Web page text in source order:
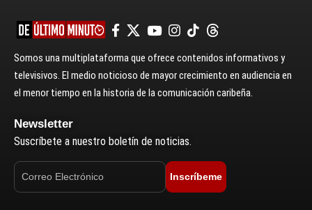
Somos una multiplataforma que ofrece contenidos informativos y
televisivos. El medio noticioso de mayor crecimiento en audiencia en
el menor tiempo en la historia de la comunicación caribeña.
Newsletter
Suscríbete a nuestro boletín de noticias.
Inscríbeme